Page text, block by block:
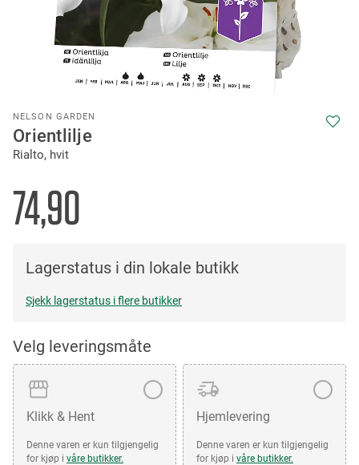
NELSON GARDEN
Orientlilje
Rialto, hvit
74,90
Lagerstatus i din lokale butikk
Sjekk lagerstatus i flere butikker
Velg leveringsmåte
Klikk & Hent
Denne varen er kun tilgjengelig
for kjøp i våre butikker.
Hjemlevering
Denne varen er kun tilgjengelig
for kjøp i våre butikker.
to
the
beginning
the
images
gallery